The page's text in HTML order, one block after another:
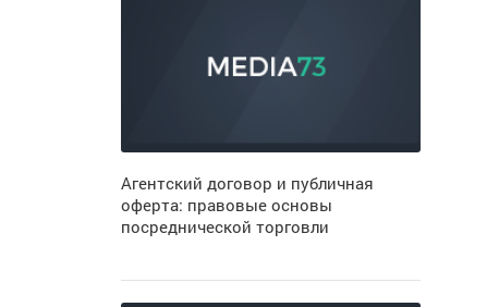
Агентский договор и публичная
оферта: правовые основы
посреднической торговли